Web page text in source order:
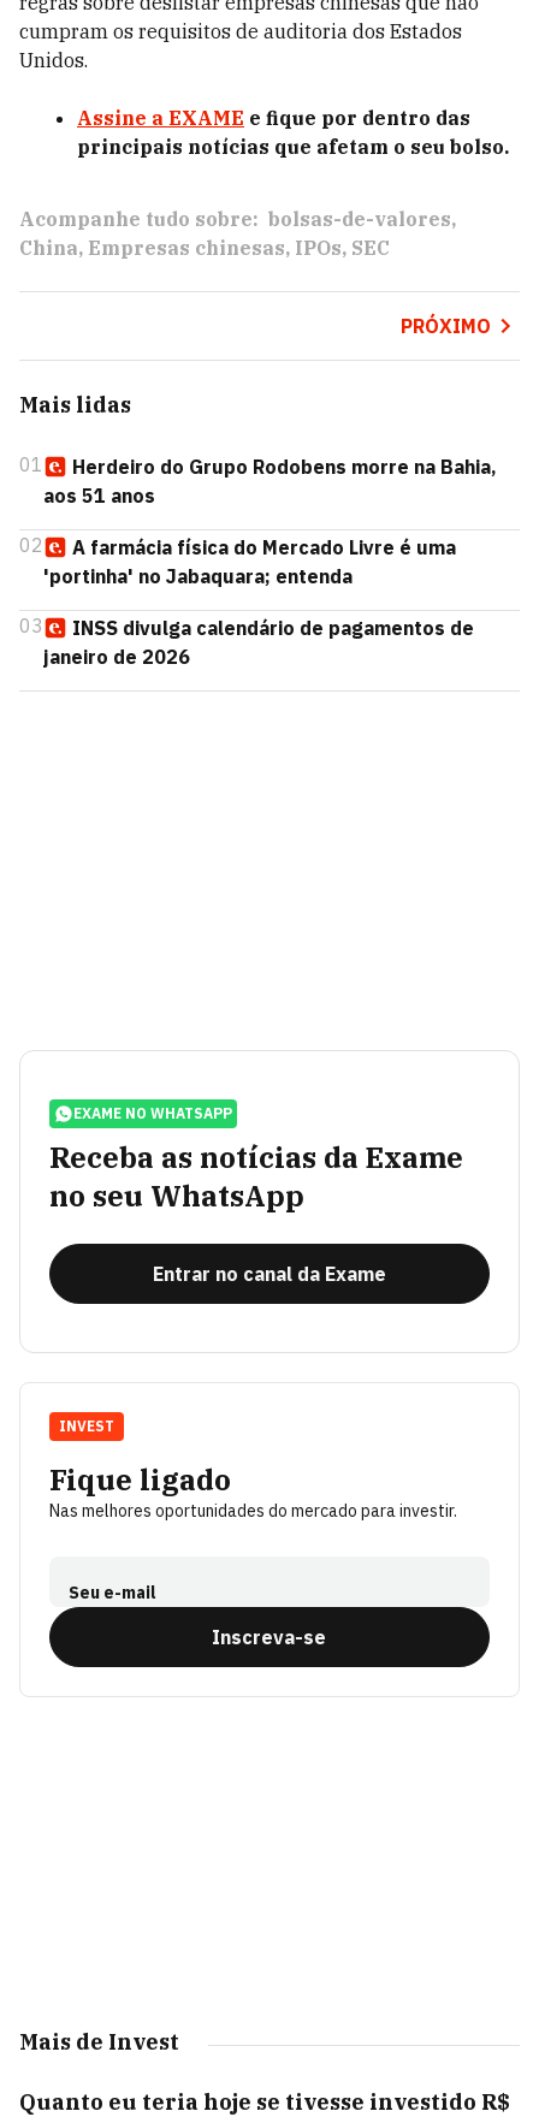
cumpram os requisitos de auditoria dos Estados
Unidos.
Assine a EXAME e fique por dentro das
principais notícias que afetam o seu bolso.
Acompanhe tudo sobre: bolsas-de-valores
China Empresas chinesas IPOs SEC
PRÓXIMO
Mais lidas
01
Herdeiro do Grupo Rodobens morre na Bahia,
aos 51 anos
02
A farmácia física do Mercado Livre é uma
'portinha' no Jabaquara; entenda
03
INSS divulga calendário de pagamentos de
janeiro de 2026
EXAME NO WHATSAPP
Receba as notícias da Exame
no seu WhatsApp
Entrar no canal da Exame
Fique ligado
Nas melhores oportunidades do mercado para investir.
Seu e-mail
Inscreva-se
INVEST
Mais de Invest
Quanto eu teria hoje se tivesse investido R$